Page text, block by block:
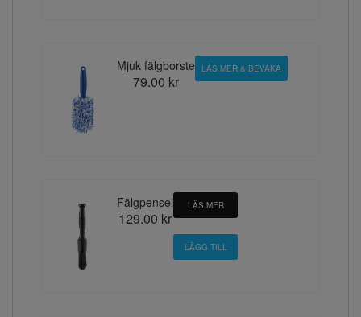
Mjuk fälgborste
79.00 kr
LÄS MER & BEVAKA
Fälgpensel
129.00 kr
LÄS MER